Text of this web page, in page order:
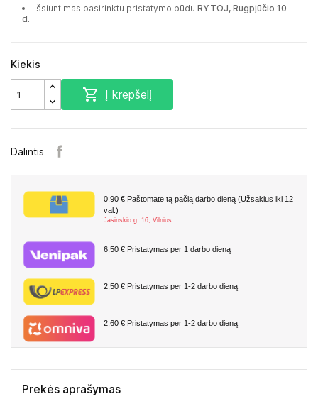
Išsiuntimas pasirinktu pristatymo būdu RYTOJ, Rugpjūčio 10
d.
Kiekis
 Į krepšelį
Dalintis
0,90 € Paštomate tą pačią darbo dieną (Užsakius iki 12
val.)
Jasinskio g. 16, Vilnius
6,50 € Pristatymas per 1 darbo dieną
2,50 € Pristatymas per 1-2 darbo dieną
2,60 € Pristatymas per 1-2 darbo dieną
Prekės aprašymas